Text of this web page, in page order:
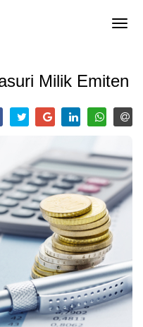
Milik Emiten